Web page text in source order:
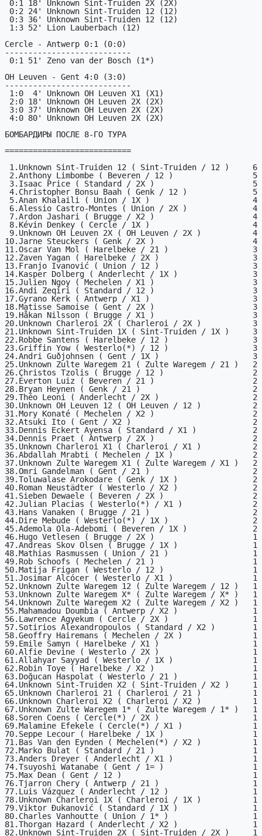
Cercle - Antwerp 0:1 (0:0)
---------------------------
OH Leuven - Gent 4:0 (3:0)
---------------------------
БОМБАРДИРЫ ПОСЛЕ 8-ГО ТУРА
===========================
10.Jarne Steuckers ( Genk / 2X )                     4
11.Oscar Van Mol ( Harelbeke / 21 )                  3
12.Zaven Yagan ( Harelbeke / 2X )                    3
13.Franjo Ivanović ( Union / 12 )                    3
14.Kasper Dolberg ( Anderlecht / 1X )                3
15.Julien Ngoy ( Mechelen / X1 )                     3
16.Andi Zeqiri ( Standard / 12 )                     3
17.Gyrano Kerk ( Antwerp / X1 )                      3
18.Matisse Samoise ( Gent / 2X )                     3
19.Håkan Nilsson ( Brugge / X1 )                     3
20.Unknown Charleroi 2X ( Charleroi / 2X )           3
21.Unknown Sint-Truiden 1X ( Sint-Truiden / 1X )     3
22.Robbe Santens ( Harelbeke / 12 )                  3
23.Griffin Yow ( Westerlo(*) / 12 )                  3
24.Andri Guðjohnsen ( Gent / 1X )                    3
25.Unknown Zulte Waregem 21 ( Zulte Waregem / 21 )   2
26.Christos Tzolis ( Brugge / 12 )                   2
27.Éverton Luiz ( Beveren / 21 )                     2
28.Bryan Heynen ( Genk / 21 )                        2
29.Théo Leoni ( Anderlecht / 2X )                    2
30.Unknown OH Leuven 12 ( OH Leuven / 12 )           2
31.Mory Konaté ( Mechelen / X2 )                     2
32.Atsuki Ito ( Gent / X2 )                          2
33.Dennis Eckert Ayensa ( Standard / X1 )            2
34.Dennis Praet ( Antwerp / 2X )                     2
35.Unknown Charleroi X1 ( Charleroi / X1 )           2
36.Abdallah Mrabti ( Mechelen / 1X )                 2
37.Unknown Zulte Waregem X1 ( Zulte Waregem / X1 )   2
38.Omri Gandelman ( Gent / 21 )                      2
39.Toluwalase Arokodare ( Genk / 1X )                2
40.Roman Neustädter ( Westerlo / X2 )                2
41.Sieben Dewaele ( Beveren / 2X )                   2
42.Julian Placias ( Westerlo(*) / X1 )               2
43.Hans Vanaken ( Brugge / 21 )                      2
44.Dire Mebude ( Westerlo(*) / 1X )                  2
45.Ademola Ola-Adebomi ( Beveren / 1X )              2
46.Hugo Vetlesen ( Brugge / 2X )                     1
47.Andreas Skov Olsen ( Brugge / 1X )                1
48.Mathias Rasmussen ( Union / 21 )                  1
49.Rob Schoofs ( Mechelen / 21 )                     1
50.Matija Frigan ( Westerlo / 12 )                   1
51.Josimar Alcócer ( Westerlo / X1 )                 1
52.Unknown Zulte Waregem 12 ( Zulte Waregem / 12 )   1
53.Unknown Zulte Waregem X* ( Zulte Waregem / X* )   1
54.Unknown Zulte Waregem X2 ( Zulte Waregem / X2 )   1
55.Mahamadou Doumbia ( Antwerp / X2 )                1
56.Lawrence Agyekum ( Cercle / 2X )                  1
57.Sotirios Alexandropoulos ( Standard / X2 )        1
58.Geoffry Hairemans ( Mechelen / 2X )               1
59.Emile Samyn ( Harelbeke / X1 )                    1
60.Alfie Devine ( Westerlo / 2X )                    1
61.Allahyar Sayyad ( Westerlo / 1X )                 1
62.Robin Toye ( Harelbeke / X2 )                     1
63.Doğucan Haspolat ( Westerlo / 21 )                1
64.Unknown Sint-Truiden X2 ( Sint-Truiden / X2 )     1
65.Unknown Charleroi 21 ( Charleroi / 21 )           1
66.Unknown Charleroi X2 ( Charleroi / X2 )           1
67.Unknown Zulte Waregem 1* ( Zulte Waregem / 1* )   1
68.Soren Coens ( Cercle(*) / 2X )                    1
69.Malamine Efekele ( Cercle(*) / X1 )               1
70.Seppe Lecour ( Harelbeke / 1X )                   1
71.Bas Van den Eynden ( Mechelen(*) / X2 )           1
72.Marko Bulat ( Standard / 21 )                     1
73.Anders Dreyer ( Anderlecht / X1 )                 1
74.Tsuyoshi Watanabe ( Gent / 1= )                   1
75.Max Dean ( Gent / 12 )                            1
76.Tjarron Chery ( Antwerp / 21 )                    1
77.Luis Vázquez ( Anderlecht / 12 )                  1
78.Unknown Charleroi 1X ( Charleroi / 1X )           1
79.Viktor Đukanović ( Standard / 1X )                1
80.Charles Vanhoutte ( Union / 1* )                  1
81.Thorgan Hazard ( Anderlecht / X2 )                1
82.Unknown Sint-Truiden 2X ( Sint-Truiden / 2X )     1